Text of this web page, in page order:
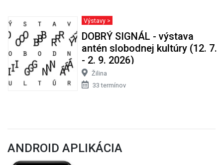
Výstavy >
DOBRÝ SIGNÁL - výstava
antén slobodnej kultúry (12. 7.
- 2. 9. 2026)
Žilina
33 termínov
ANDROID APLIKÁCIA